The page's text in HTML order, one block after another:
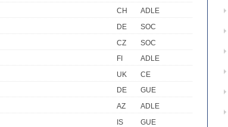
CH
ADLE
DE
SOC
CZ
SOC
FI
ADLE
UK
CE
DE
GUE
AZ
ADLE
IS
GUE